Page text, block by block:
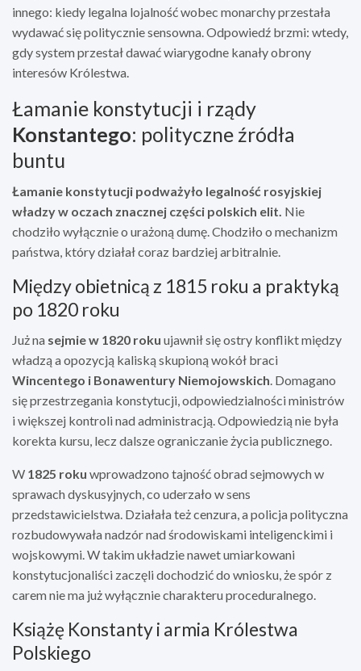
innego: kiedy legalna lojalność wobec monarchy przestała
wydawać się politycznie sensowna. Odpowiedź brzmi: wtedy,
gdy system przestał dawać wiarygodne kanały obrony
interesów Królestwa.
Łamanie konstytucji i rządy
Konstantego: polityczne źródła
buntu
Łamanie konstytucji podważyło legalność rosyjskiej
władzy w oczach znacznej części polskich elit. Nie
chodziło wyłącznie o urażoną dumę. Chodziło o mechanizm
państwa, który działał coraz bardziej arbitralnie.
Między obietnicą z 1815 roku a praktyką
po 1820 roku
Już na sejmie w 1820 roku ujawnił się ostry konflikt między
władzą a opozycją kaliską skupioną wokół braci
Wincentego i Bonawentury Niemojowskich . Domagano
się przestrzegania konstytucji, odpowiedzialności ministrów
i większej kontroli nad administracją. Odpowiedzią nie była
korekta kursu, lecz dalsze ograniczanie życia publicznego.
W 1825 roku wprowadzono tajność obrad sejmowych w
sprawach dyskusyjnych, co uderzało w sens
przedstawicielstwa. Działała też cenzura, a policja polityczna
rozbudowywała nadzór nad środowiskami inteligenckimi i
wojskowymi. W takim układzie nawet umiarkowani
konstytucjonaliści zaczęli dochodzić do wniosku, że spór z
carem nie ma już wyłącznie charakteru proceduralnego.
Książę Konstanty i armia Królestwa
Polskiego